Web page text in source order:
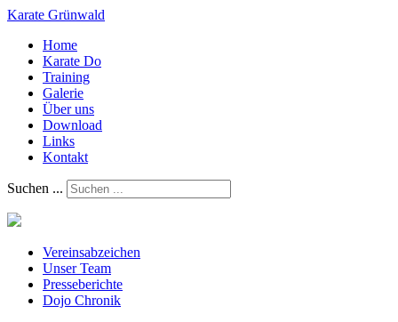
Karate Grünwald
Home
Karate Do
Training
Galerie
Über uns
Download
Links
Kontakt
Suchen ...
Vereinsabzeichen
Unser Team
Presseberichte
Dojo Chronik